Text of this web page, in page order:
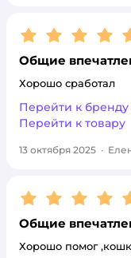
Рейтинг:5
Общие
Хорошо сработал
Перейти к бренду
Перейти к товару
13 октября 2025 ·
Рейтинг:5
Общие
Хорошо помог